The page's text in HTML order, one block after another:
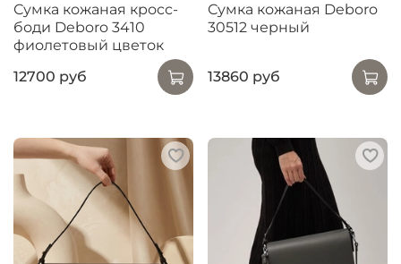
Сумка кожаная кросс-
боди Deboro 3410
фиолетовый цветок
12700 руб
Сумка кожаная Deboro
30512 черный
13860 руб